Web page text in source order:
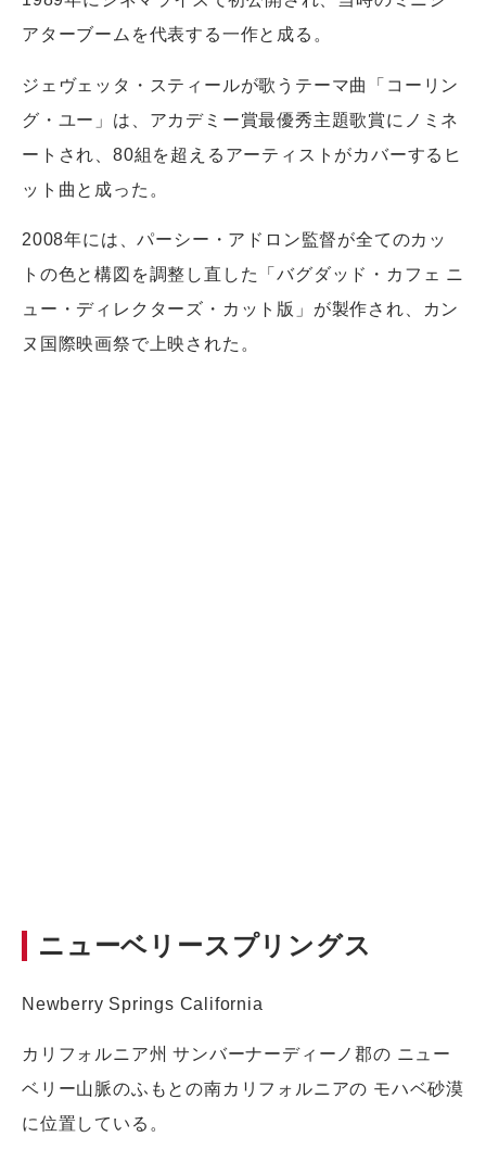
アターブームを代表する一作と成る。
ジェヴェッタ・スティールが歌うテーマ曲「コーリン
グ・ユー」は、アカデミー賞最優秀主題歌賞にノミネ
ートされ、80組を超えるアーティストがカバーするヒ
ット曲と成った。
2008年には、パーシー・アドロン監督が全てのカッ
トの色と構図を調整し直した「バグダッド・カフェ ニ
ュー・ディレクターズ・カット版」が製作され、カン
ヌ国際映画祭で上映された。
ニューベリースプリングス
Newberry Springs California
カリフォルニア州 サンバーナーディーノ郡の ニュー
ベリー山脈のふもとの南カリフォルニアの モハベ砂漠
に位置している。